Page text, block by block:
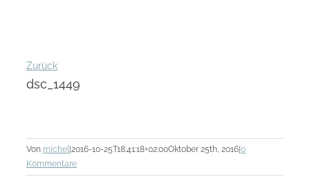
Zurück
dsc_1449
Von michel |2016-10-25T18:41:18+02:00Oktober 25th, 2016|0
Kommentare